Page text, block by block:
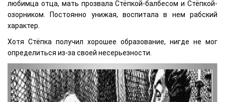
любимца отца, мать прозвала Стёпкой-балбесом и Стёпкой-
озорником. Постоянно унижая, воспитала в нем рабский
характер.
Хотя Стёпка получил хорошее образование, нигде не мог
определиться из-за своей несерьезности.